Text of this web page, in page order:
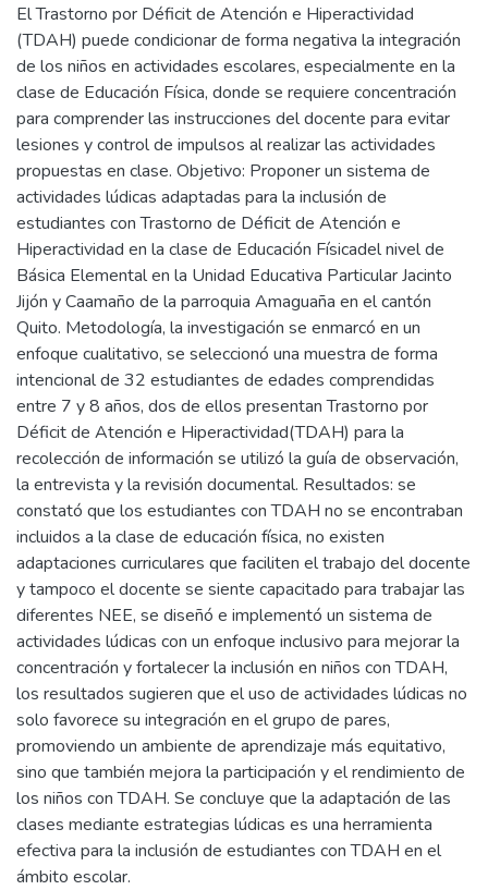
El Trastorno por Déficit de Atención e Hiperactividad
(TDAH) puede condicionar de forma negativa la integración
de los niños en actividades escolares, especialmente en la
clase de Educación Física, donde se requiere concentración
para comprender las instrucciones del docente para evitar
lesiones y control de impulsos al realizar las actividades
propuestas en clase. Objetivo: Proponer un sistema de
actividades lúdicas adaptadas para la inclusión de
estudiantes con Trastorno de Déficit de Atención e
Hiperactividad en la clase de Educación Físicadel nivel de
Básica Elemental en la Unidad Educativa Particular Jacinto
Jijón y Caamaño de la parroquia Amaguaña en el cantón
Quito. Metodología, la investigación se enmarcó en un
enfoque cualitativo, se seleccionó una muestra de forma
intencional de 32 estudiantes de edades comprendidas
entre 7 y 8 años, dos de ellos presentan Trastorno por
Déficit de Atención e Hiperactividad(TDAH) para la
recolección de información se utilizó la guía de observación,
la entrevista y la revisión documental. Resultados: se
constató que los estudiantes con TDAH no se encontraban
incluidos a la clase de educación física, no existen
adaptaciones curriculares que faciliten el trabajo del docente
y tampoco el docente se siente capacitado para trabajar las
diferentes NEE, se diseñó e implementó un sistema de
actividades lúdicas con un enfoque inclusivo para mejorar la
concentración y fortalecer la inclusión en niños con TDAH,
los resultados sugieren que el uso de actividades lúdicas no
solo favorece su integración en el grupo de pares,
promoviendo un ambiente de aprendizaje más equitativo,
sino que también mejora la participación y el rendimiento de
los niños con TDAH. Se concluye que la adaptación de las
clases mediante estrategias lúdicas es una herramienta
efectiva para la inclusión de estudiantes con TDAH en el
ámbito escolar.